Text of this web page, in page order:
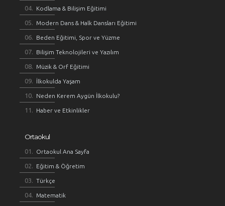
Kodlama & Bilişim Eğitimi
Modern Dans & Halk Dansları Eğitimi
Beden Eğitimi, Spor ve Yüzme
Bilişim Teknolojileri ve Yazılım
Müzik & Orf Eğitimi
İlkokulda Yaşam
Neden Kerem Aygün İlkokulu?
Haber ve Etkinlikler
Ortaokul
Ortaokul Ana Sayfa
Eğitim & Öğretim
Türkçe
Matematik